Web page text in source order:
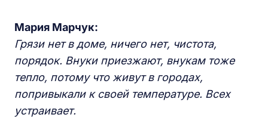
Мария Марчук:
Грязи нет в доме, ничего нет, чистота,
порядок. Внуки приезжают, внукам тоже
тепло, потому что живут в городах,
попривыкали к своей температуре. Всех
устраивает.